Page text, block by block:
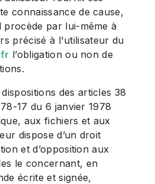
connaissance de cause,
par lui-même à
précisé à l'utilisateur du
l’obligation ou non de
des articles 38
17 du 6 janvier 1978
aux fichiers et aux
dispose d’un droit
et d’opposition aux
le concernant, en
écrite et signée,